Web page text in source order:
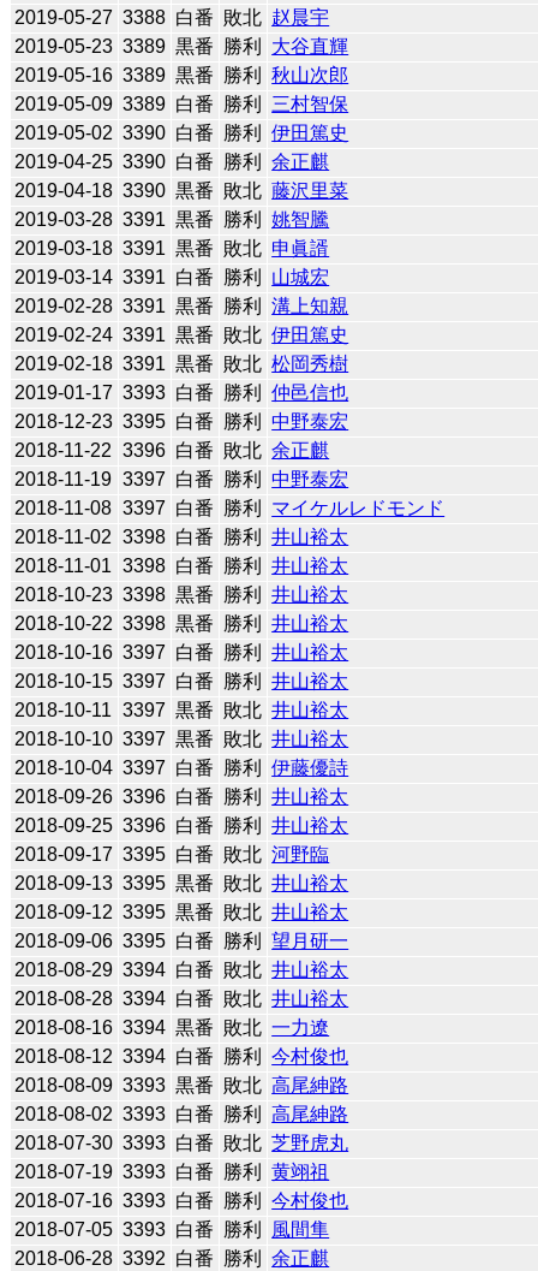
2019-05-27 3388 白番 敗北 赵晨宇
2019-05-23 3389 黒番 勝利
大谷直輝
2019-05-16 3389 黒番 勝利
秋山次郎
2019-05-09 3389 白番 勝利
三村智保
2019-05-02 3390 白番 勝利
伊田篤史
2019-04-25 3390 白番 勝利
余正麒
2019-04-18 3390 黒番 敗北 藤沢里菜
2019-03-28 3391 黒番 勝利
姚智騰
2019-03-18 3391 黒番 敗北 申眞諝
2019-03-14 3391 白番 勝利
山城宏
2019-02-28 3391 黒番 勝利
溝上知親
2019-02-24 3391 黒番 敗北 伊田篤史
2019-02-18 3391 黒番 敗北 松岡秀樹
2019-01-17 3393 白番 勝利
仲邑信也
2018-12-23 3395 白番 勝利
中野泰宏
2018-11-22 3396 白番 敗北 余正麒
2018-11-19 3397 白番 勝利
中野泰宏
2018-11-08 3397 白番 勝利
マイケルレドモンド
2018-11-02 3398 白番 勝利
井山裕太
2018-11-01 3398 白番 勝利
井山裕太
2018-10-23 3398 黒番 勝利
井山裕太
2018-10-22 3398 黒番 勝利
井山裕太
2018-10-16 3397 白番 勝利
井山裕太
2018-10-15 3397 白番 勝利
井山裕太
2018-10-11 3397 黒番 敗北 井山裕太
2018-10-10 3397 黒番 敗北 井山裕太
2018-10-04 3397 白番 勝利
伊藤優詩
2018-09-26 3396 白番 勝利
井山裕太
2018-09-25 3396 白番 勝利
井山裕太
2018-09-17 3395 白番 敗北 河野臨
2018-09-13 3395 黒番 敗北 井山裕太
2018-09-12 3395 黒番 敗北 井山裕太
2018-09-06 3395 白番 勝利
望月研一
2018-08-29 3394 白番 敗北 井山裕太
2018-08-28 3394 白番 敗北 井山裕太
2018-08-16 3394 黒番 敗北 一力遼
2018-08-12 3394 白番 勝利
今村俊也
2018-08-09 3393 黒番 敗北 高尾紳路
2018-08-02 3393 白番 勝利
高尾紳路
2018-07-30 3393 白番 敗北 芝野虎丸
2018-07-19 3393 白番 勝利
黄翊祖
2018-07-16 3393 白番 勝利
今村俊也
2018-07-05 3393 白番 勝利
風間隼
2018-06-28 3392 白番 勝利 余正麒